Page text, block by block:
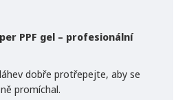
PPF gel – profesionální
dobře protřepejte, aby se
promíchal.